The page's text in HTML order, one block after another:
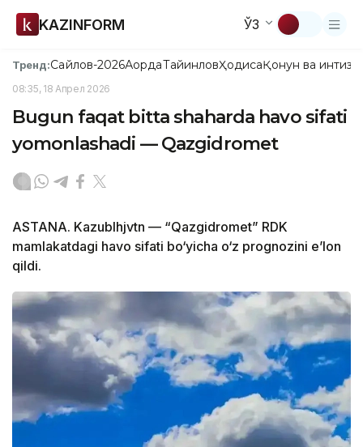
KAZINFORM ЎЗ
Тренд:Сайлов-2026АқордаТайинловҲодисаҚонун ва
08:35, 18 Апрел 2026
Bugun faqat bitta shaharda havo sifati
yomonlashadi — Qazgidromet
ASTANA. Kazublhjvtn — “Qazgidromet” RDK
mamlakatdagi havo sifati bo‘yicha o‘z prognozini e’lon
qildi.